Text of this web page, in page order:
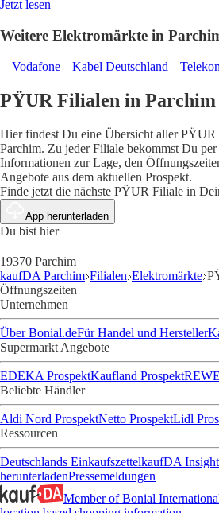
Jetzt lesen
Weitere Elektromärkte in
Vodafone Kabel Deutschland
PŸUR Filialen in Parchim
Hier findest Du eine Übersicht aller PŸUR
Parchim. Zu jeder Filiale bekommst Du
Informationen zur Lage, den
Angebote aus dem aktuellen Prospekt.
Finde jetzt die nächste PŸUR Filiale in
App herunterladen
Du bist hier
19370 Parchim
kaufDA Parchim Filialen Elektromärkte
Öffnungszeiten
Unternehmen
Über Bonial.deFür Handel und Hersteller
Supermarkt Angebote
EDEKA ProspektKaufland Prospekt
Beliebte Händler
Aldi Nord ProspektNetto ProspektLidl
Ressourcen
Deutschlands EinkaufszettelkaufDA
herunterladenPressemeldungen
Member of Bonial